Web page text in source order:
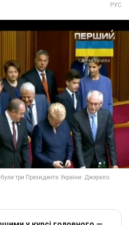
РУС